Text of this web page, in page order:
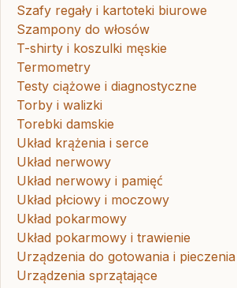
Szafy regały i kartoteki biurowe
Szampony do włosów
T-shirty i koszulki męskie
Termometry
Testy ciążowe i diagnostyczne
Torby i walizki
Torebki damskie
Układ krążenia i serce
Układ nerwowy
Układ nerwowy i pamięć
Układ płciowy i moczowy
Układ pokarmowy
Układ pokarmowy i trawienie
Urządzenia do gotowania i pieczenia
Urządzenia sprzątające